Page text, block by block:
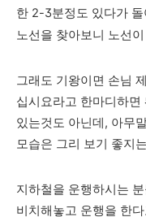
한 2-3분정도 있다가
노선을 찾아보니 노선
그래도 기왕이면 손님
십시요라고 한마디하
있는것도 아닌데, 아무
모습은 그리 보기 좋지
지하철을 운행하시는
비치해놓고 운행을 한